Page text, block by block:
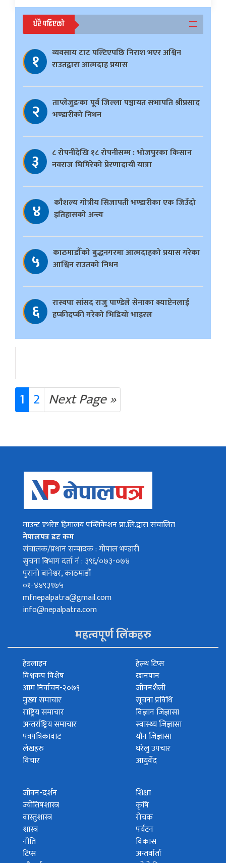
धेरै पढिएको
१
व्यवसाय टाट पल्टिएपछि निराश भएर अश्विन
राउतद्वारा आत्मदाह प्रयास
२
ताप्लेजुङका पूर्व जिल्ला पञ्चायत सभापति श्रीप्रसाद
भण्डारीको निधन
३
८ रोपनीदेखि १८ रोपनीसम्म : भोजपुरका किसान
नवराज घिमिरेको प्रेरणादायी यात्रा
४
काैशल्य गोत्रीय सिजापती भण्डारीका एक जिउँदो
इतिहासको अन्त्य
५
काठमाडौँको बुद्धनगरमा आत्मदाहको प्रयास गरेका
आश्विन राउतको निधन
६
रास्वपा सांसद राजु पाण्डेले सेनाका क्याप्टेनलाई
हप्कीदप्की गरेको भिडियो भाइरल
1 2 Next Page »
माउन्ट एभरेष्ट हिमालय पब्लिकेशन प्रा.लि.द्वारा संचालित
नेपालपत्र डट कम
संचालक/प्रधान सम्पादक : गोपाल भण्डारी
सुचना बिभाग दर्ता नं : ३९६/०७३-०७४
पुरानो बानेश्वर, काठमाडौं
०१-४४९३९७५
mfnepalpatra@gmail.com
info@nepalpatra.com
महत्वपूर्ण लिंकहरु
हेडलाइन
विश्वकप विशेष
आम निर्वाचन-२०७९
मुख्य समाचार
राष्ट्रिय समाचार
अन्तर्राष्ट्रिय समाचार
पत्रपत्रिकावाट
लेखहरु
विचार
हेल्थ टिप्स
खानपान
जीवनशैली
सूचना प्रविधि
विज्ञान जिज्ञासा
स्वास्थ्य जिज्ञासा
यौन जिज्ञासा
घरेलु उपचार
आयुर्वेद
जीवन-दर्शन
ज्योतिषशास्त्र
वास्तुशास्त्र
शास्त्र
नीति
टिप्स
शिक्षा
कृषि
रोचक
पर्यटन
विकास
अन्तर्वार्ता